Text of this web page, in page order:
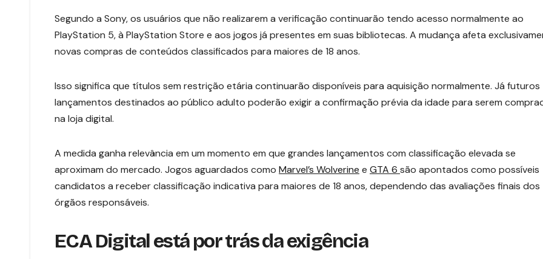
Segundo a Sony, os usuários que não realizarem a verificação continuarão tendo acesso normalmente ao
PlayStation 5, à PlayStation Store e aos jogos já presentes em suas bibliotecas. A mudança afeta
novas compras de conteúdos classificados para maiores de 18 anos.
Isso significa que títulos sem restrição etária continuarão disponíveis para aquisição normalmente. Já futuros
lançamentos destinados ao público adulto poderão exigir a confirmação prévia da idade para serem
na loja digital.
A medida ganha relevância em um momento em que grandes lançamentos com classificação elevada se
aproximam do mercado. Jogos aguardados como Marvel’s Wolverine e GTA 6 são apontados como possíveis
candidatos a receber classificação indicativa para maiores de 18 anos, dependendo das avaliações finais dos
órgãos responsáveis.
ECA Digital está por trás da exigência